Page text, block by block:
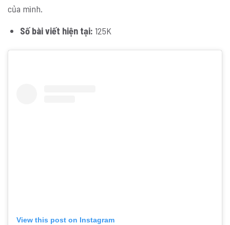
của mình.
Số bài viết hiện tại: 125K
View this post on Instagram